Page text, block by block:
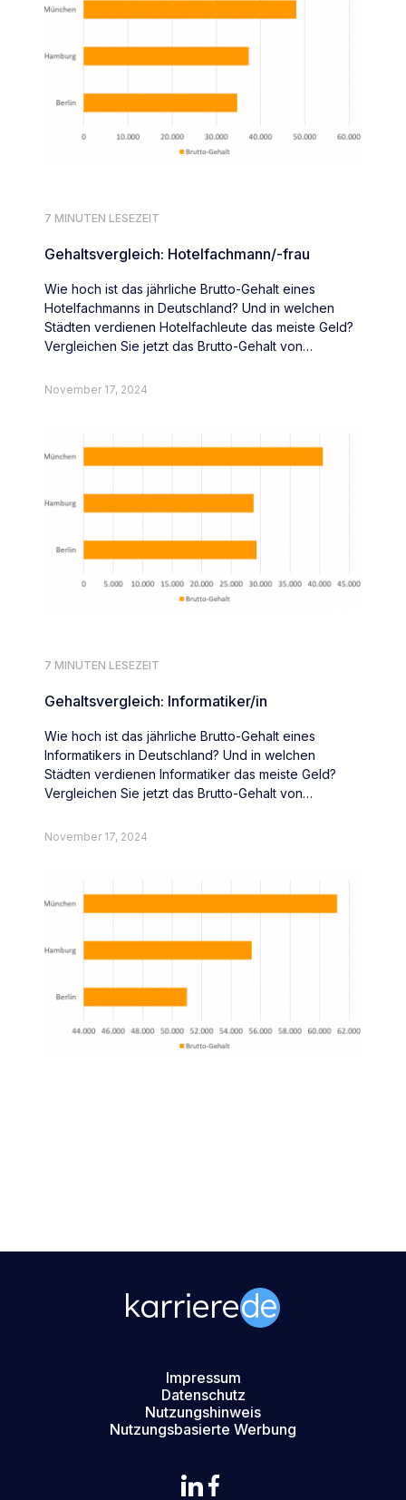
7 MINUTEN LESEZEIT
Gehaltsvergleich: Hotelfachmann/-frau
Wie hoch ist das jährliche Brutto-Gehalt eines
Hotelfachmanns in Deutschland? Und in welchen
Städten verdienen Hotelfachleute das meiste Geld?
Vergleichen Sie jetzt das Brutto-Gehalt von
November 17, 2024
7 MINUTEN LESEZEIT
Gehaltsvergleich: Informatiker/in
Wie hoch ist das jährliche Brutto-Gehalt eines
Informatikers in Deutschland? Und in welchen
Städten verdienen Informatiker das meiste Geld?
Vergleichen Sie jetzt das Brutto-Gehalt von
November 17, 2024
Impressum
Datenschutz
Nutzungshinweis
Nutzungsbasierte Werbung